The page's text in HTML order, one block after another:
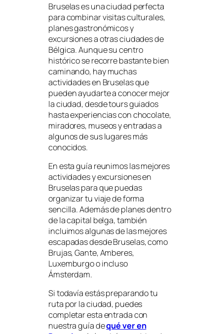
Bruselas es una ciudad perfecta
para combinar visitas culturales,
planes gastronómicos y
excursiones a otras ciudades de
Bélgica. Aunque su centro
histórico se recorre bastante bien
caminando, hay muchas
actividades en Bruselas que
pueden ayudarte a conocer mejor
la ciudad, desde tours guiados
hasta experiencias con chocolate,
miradores, museos y entradas a
algunos de sus lugares más
conocidos.
En esta guía reunimos las mejores
actividades y excursiones en
Bruselas para que puedas
organizar tu viaje de forma
sencilla. Además de planes dentro
de la capital belga, también
incluimos algunas de las mejores
escapadas desde Bruselas, como
Brujas, Gante, Amberes,
Luxemburgo o incluso
Ámsterdam.
Si todavía estás preparando tu
ruta por la ciudad, puedes
completar esta entrada con
nuestra guía dequé ver en